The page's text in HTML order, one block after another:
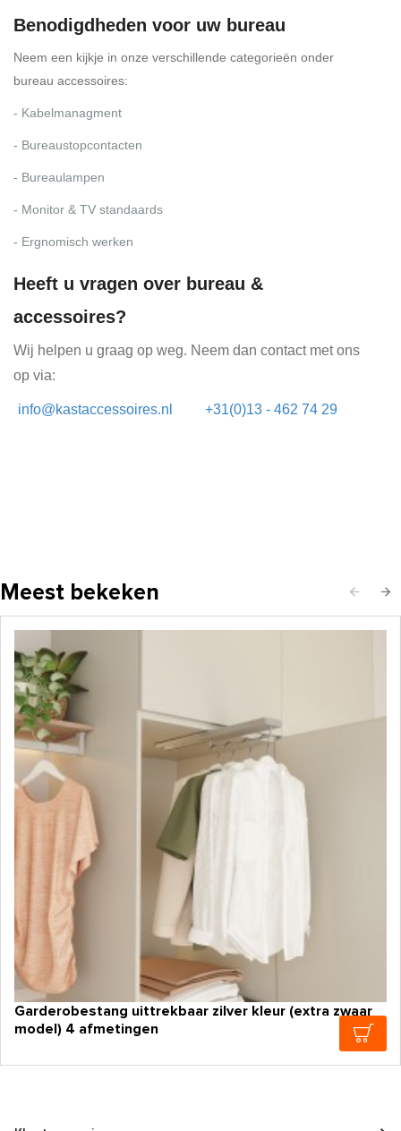
Benodigdheden voor uw bureau
Neem een kijkje in onze verschillende categorieën onder
bureau accessoires:
- Kabelmanagment
- Bureaustopcontacten
- Bureaulampen
- Monitor & TV standaards
- Ergnomisch werken
Heeft u vragen over bureau &
accessoires?
Wij helpen u graag op weg. Neem dan contact met ons
op via:
info@kastaccessoires.nl +31(0)13 - 462 74 29
Meest bekeken
Garderobestang uittrekbaar zilver kleur (extra zwaar
model) 4 afmetingen